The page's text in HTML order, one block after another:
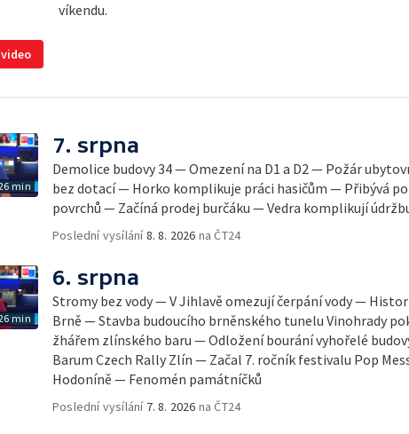
víkendu.
min
7. srpna
Demolice budovy 34 — Omezení na D1 a D2 — Požár
bez dotací — Horko komplikuje práci hasičům — Přibývá
povrchů — Začíná prodej burčáku — Vedra komplikují
Poslední vysílání8. 8. 2026 na ČT24
min
6. srpna
Stromy bez vody — V Jihlavě omezují čerpání vody —
Brně — Stavba budoucího brněnského tunelu Vinohrady
žhářem zlínského baru — Odložení bourání vyhořelé
Barum Czech Rally Zlín — Začal 7. ročník festivalu Pop
Hodoníně — Fenomén památníčků
Poslední vysílání 7. 8. 2026 na ČT24